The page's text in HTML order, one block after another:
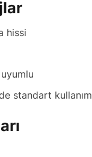
hissi
standart kullanım